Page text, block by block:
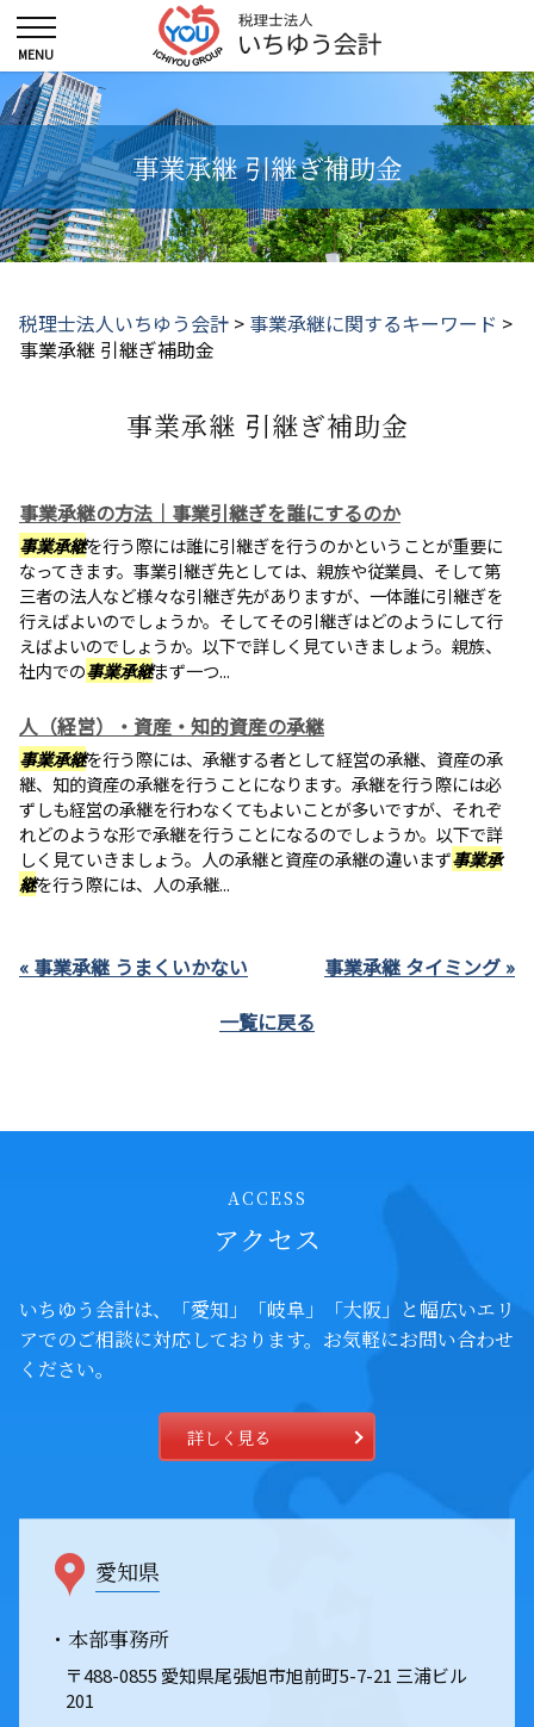
事業承継 引継ぎ補助金
税理士法人いちゆう会計 > 事業承継に関するキーワード >
事業承継 引継ぎ補助金
事業承継 引継ぎ補助金
事業承継の方法｜事業引継ぎを誰にするのか
事業承継を行う際には誰に引継ぎを行うのかということが重要に
なってきます。事業引継ぎ先としては、親族や従業員、そして第
三者の法人など様々な引継ぎ先がありますが、一体誰に引継ぎを
行えばよいのでしょうか。そしてその引継ぎはどのようにして行
えばよいのでしょうか。以下で詳しく見ていきましょう。親族、
社内での事業承継まず一つ...
人（経営）・資産・知的資産の承継
事業承継を行う際には、承継する者として経営の承継、資産の承
継、知的資産の承継を行うことになります。承継を行う際には必
ずしも経営の承継を行わなくてもよいことが多いですが、それぞ
れどのような形で承継を行うことになるのでしょうか。以下で詳
しく見ていきましょう。人の承継と資産の承継の違いまず事業承
継を行う際には、人の承継...
« 事業承継 うまくいかない
事業承継 タイミング »
一覧に戻る
ACCESS
アクセス
いちゆう会計は、「愛知」「岐阜」「大阪」と幅広いエリ
アでのご相談に対応しております。お気軽にお問い合わせ
ください。
詳しく見る
愛知県
・本部事務所
〒488-0855 愛知県尾張旭市旭前町5-7-21 三浦ビル
201